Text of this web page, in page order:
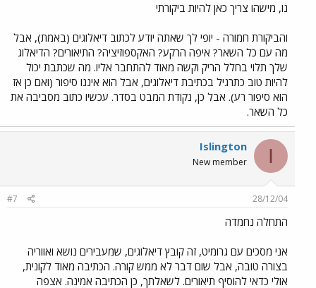
נו, מישהו צריך כאן להיות ביקורתי
והביקורת חמורה - יופי לך שאתה יודע לכתוב דיאלוגים (באמת), אבל
מה עם כל השאר? איפה הרקע? האקספוזיציה? התיאורים? הדיאלוג
שלך תלוי בחלל הריק וקשה מאוד להתחבר אליו. מה שכתבת יכול
להיות טוב כתרגיל בכתיבת דיאלוגים, אבל הוא איננו סיפור (ואם כן אז
הוא סיפור רע). אבל כן, נקודת המבט בסדר. עכשיו כתוב מסביבה את
כל השאר.
I
Islington
New member
28/12/04
#7
התחלה נחמדה
אני מסכים עם גרומיט, זה קובץ דיאלוגים, שמעבירים נושא ואווריה
בצורה טובה, אבל שום דבר לא ממש קורה. הכתיבה מאוד לקונית,
אולי כדאי להוסיף תיאורים. לשאלתך, כן הכתיבה אמינה. אצפה